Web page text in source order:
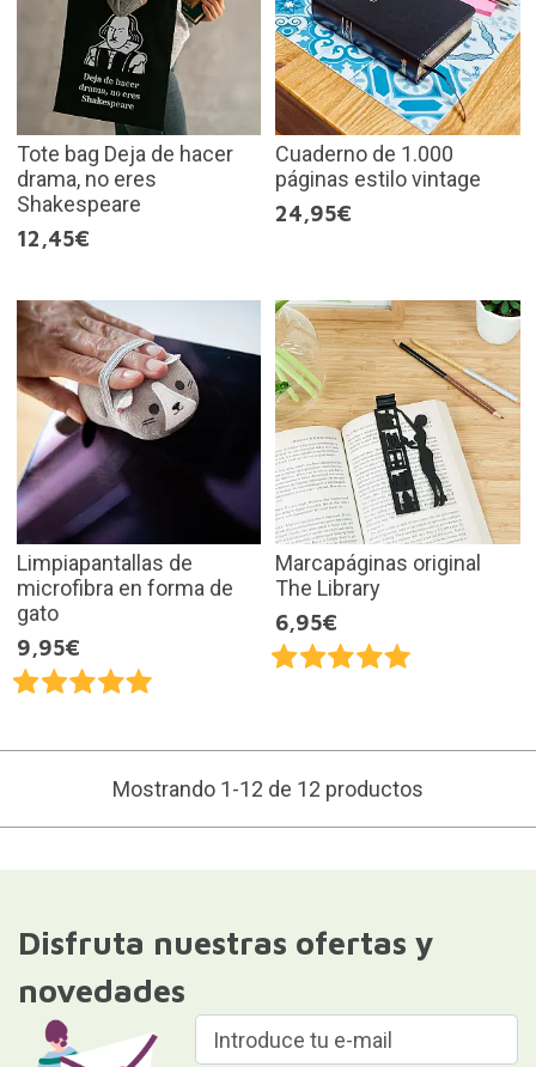
Tote bag Deja de hacer
drama, no eres
Shakespeare
12,45€
Cuaderno de 1.000
páginas estilo vintage
24,95€
Limpiapantallas de
microfibra en forma de
gato
9,95€
Marcapáginas original
The Library
6,95€
Mostrando 1-12 de 12 productos
Disfruta nuestras ofertas y
novedades